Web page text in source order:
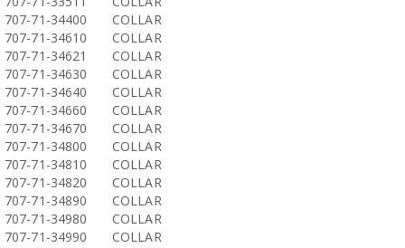
707-71-34400
COLLAR
707-71-34610
COLLAR
707-71-34621
COLLAR
707-71-34630
COLLAR
707-71-34640
COLLAR
707-71-34660
COLLAR
707-71-34670
COLLAR
707-71-34800
COLLAR
707-71-34810
COLLAR
707-71-34820
COLLAR
707-71-34890
COLLAR
707-71-34980
COLLAR
707-71-34990
COLLAR